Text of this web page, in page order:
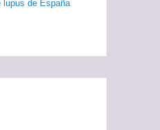
lupus de España